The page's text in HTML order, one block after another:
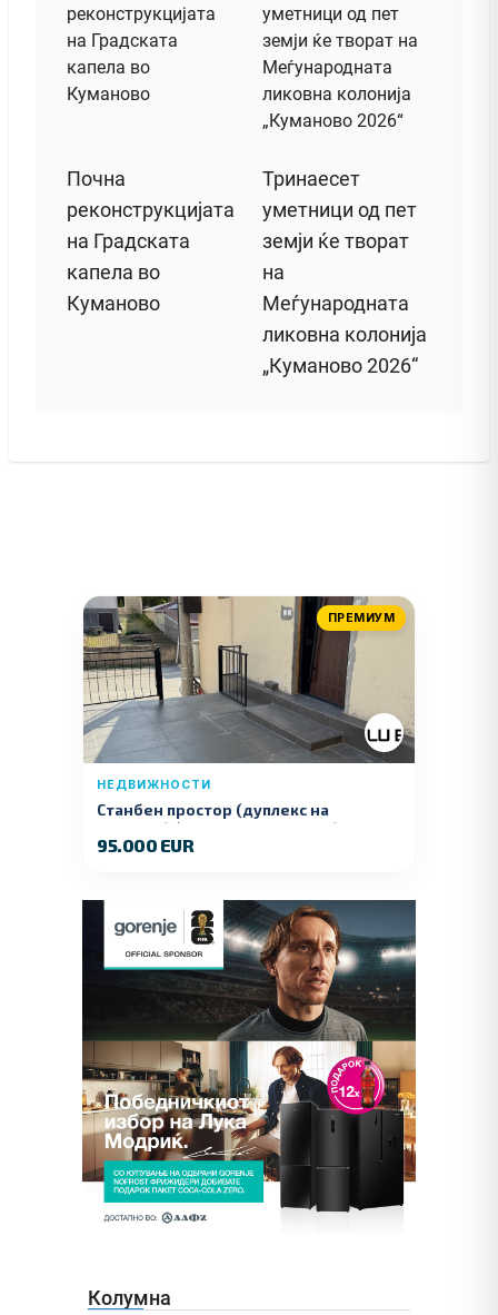
Почна
реконструкцијата
на Градската
капела во
Куманово
Тринаесет
уметници од пет
земји ќе творат
на
Меѓународната
ликовна колонија
„Куманово 2026“
ПРЕМИУМ
НЕДВИЖНОСТИ
Станбен простор (дуплекс на
продажба) – Ул. Стојан Арсов бр. 1,
Куманово
95.000 EUR
Колумна